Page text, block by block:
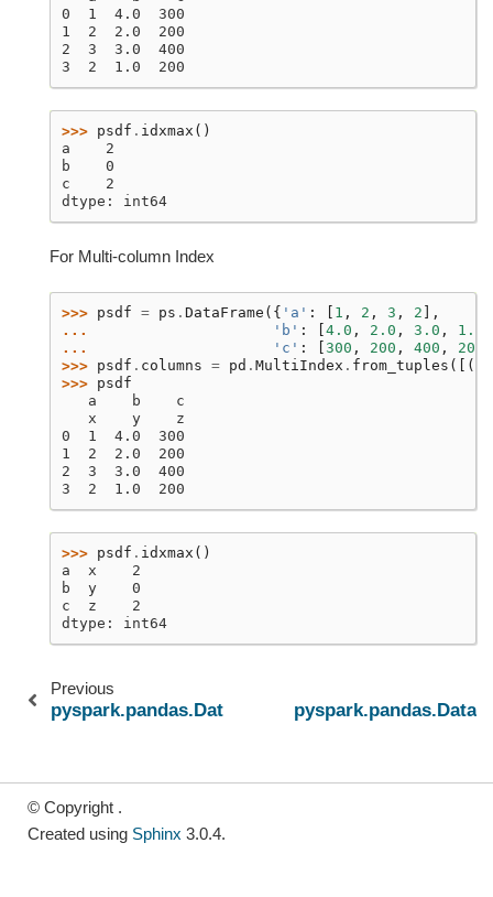
0  1  4.0  300
1  2  2.0  200
2  3  3.0  400
3  2  1.0  200
>>> psdf . idxmax ()
a    2
b    0
c    2
dtype: int64
For Multi-column Index
>>> psdf = ps . DataFrame ({ 'a' : 1 , 2 , 3 , 2 ],
...
'b' : 4.0 , 2.0 , 3.0 , 1.0
...
'c' : 300 , 200 , 400 , 200
>>> psdf . columns = pd . MultiIndex . from_tuples ([(
>>> psdf
   a    b    c
   x    y    z
0  1  4.0  300
1  2  2.0  200
2  3  3.0  400
3  2  1.0  200
>>> psdf . idxmax ()
a  x    2
b  y    0
c  z    2
dtype: int64
Previous
pyspark.pandas.DataFrame.head
© Copyright .
Created using Sphinx 3.0.4.